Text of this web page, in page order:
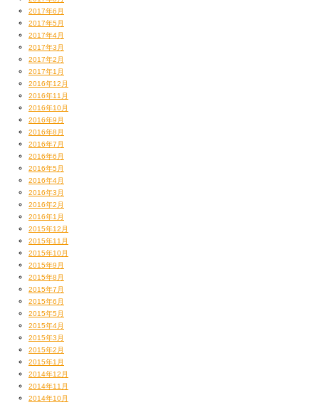
2017年6月
2017年5月
2017年4月
2017年3月
2017年2月
2017年1月
2016年12月
2016年11月
2016年10月
2016年9月
2016年8月
2016年7月
2016年6月
2016年5月
2016年4月
2016年3月
2016年2月
2016年1月
2015年12月
2015年11月
2015年10月
2015年9月
2015年8月
2015年7月
2015年6月
2015年5月
2015年4月
2015年3月
2015年2月
2015年1月
2014年12月
2014年11月
2014年10月